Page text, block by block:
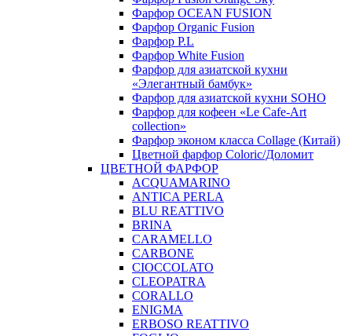
Фарфор OCEAN FUSION
Фарфор Organic Fusion
Фарфор P.L
Фарфор White Fusion
Фарфор для азиатской кухни
«Элегантный бамбук»
Фарфор для азиатской кухни SOHO
Фарфор для кофеен «Le Cafe-Art
collection»
Фарфор эконом класса Collage (Китай)
Цветной фарфор Coloric/Доломит
ЦВЕТНОЙ ФАРФОР
ACQUAMARINO
ANTICA PERLA
BLU REATTIVO
BRINA
CARAMELLO
CARBONE
CIOCCOLATO
CLEOPATRA
CORALLO
ENIGMA
ERBOSO REATTIVO